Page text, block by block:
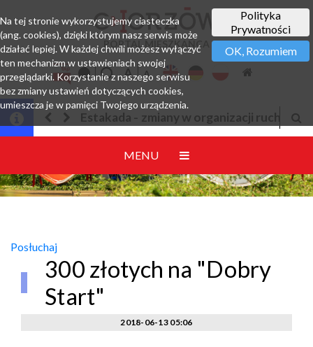
PORTAL MIESZKAŃCA
organizacji ruchuJesteśmy w EZD
MENU
Posłuchaj
300 złotych na "Dobry
Start"
2018-06-13 05:06
Polityka
Prywatności
OK, Rozumiem
Na tej stronie wykorzystujemy ciasteczka
(ang. cookies), dzięki którym nasz serwis może
działać lepiej. W każdej chwili możesz wyłączyć
ten mechanizm w ustawieniach swojej
przeglądarki. Korzystanie z naszego serwisu
bez zmiany ustawień dotyczących cookies,
umieszcza je w pamięci Twojego urządzenia.